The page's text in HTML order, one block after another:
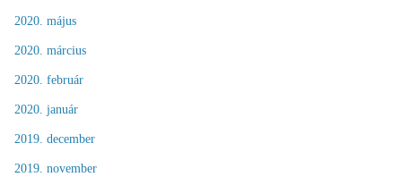
2020. május
2020. március
2020. február
2020. január
2019. december
2019. november